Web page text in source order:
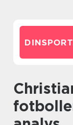
Christian Eriksen och